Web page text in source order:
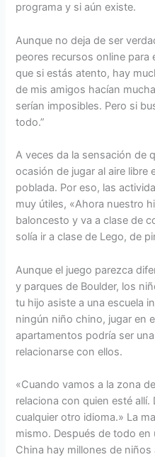
programa y si aún existe.
Aunque no deja de ser
peores recursos online para
que si estás atento, hay
de mis amigos hacían
serían imposibles. Pero si
todo.”
A veces da la sensación de
ocasión de jugar al aire
poblada. Por eso, las
muy útiles, «Ahora nuestro
baloncesto y va a clase de
solía ir a clase de Lego, de
Aunque el juego parezca
y parques de Boulder, los
tu hijo asiste a una escuela
ningún niño chino, jugar en
apartamentos podría ser
relacionarse con ellos.
«Cuando vamos a la zona
relaciona con quien esté
cualquier otro idioma.» La
mismo. Después de todo
China hay millones de